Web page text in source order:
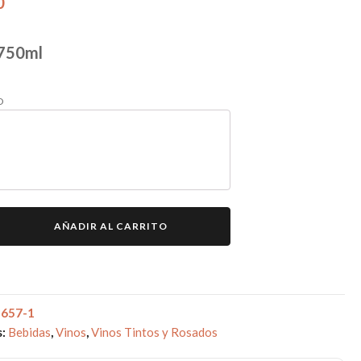
AÑADIR AL CARRITO
1
Bebidas,Vinos,Vinos Tintos y Rosados